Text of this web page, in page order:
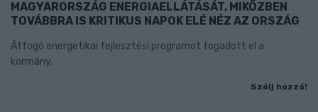
MAGYARORSZÁG ENERGIAELLÁTÁSÁT, MIKÖZBEN
TOVÁBBRA IS KRITIKUS NAPOK ELÉ NÉZ AZ ORSZÁG
Átfogó energetikai fejlesztési programot fogadott el a
kormány.
Szólj hozzá!